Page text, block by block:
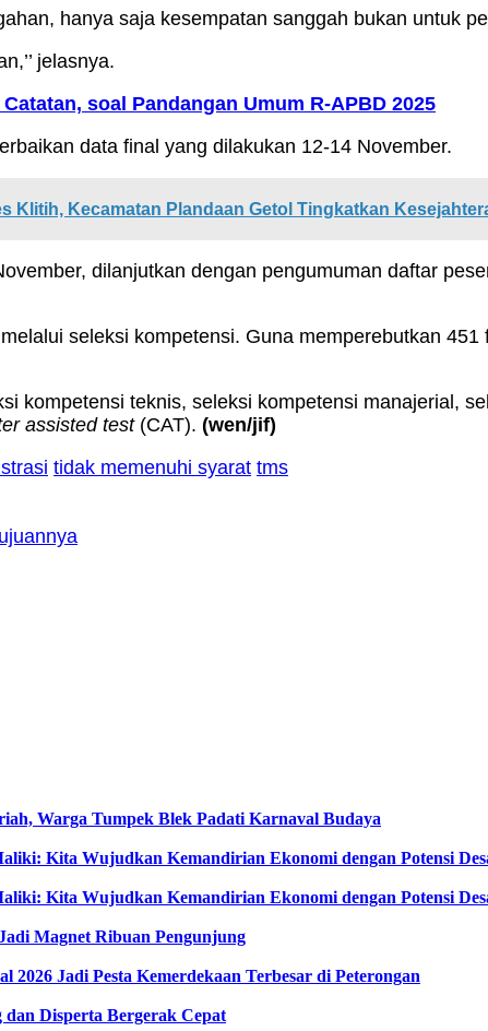
hanya saja kesempatan sanggah bukan untuk
jelasnya.
soal Pandangan Umum R-APBD 2025
data final yang dilakukan 12-14 November.
Klitih, Kecamatan Plandaan Getol Tingkatkan
dilanjutkan dengan pengumuman daftar
seleksi kompetensi. Guna memperebutkan
kompetensi teknis, seleksi kompetensi manajerial,
assisted test(CAT). (wen/jif)
tidak memenuhi syarat tms
Warga Tumpek Blek Padati Karnaval Budaya
Kita Wujudkan Kemandirian Ekonomi dengan Potensi
Kita Wujudkan Kemandirian Ekonomi dengan Potensi
Magnet Ribuan Pengunjung
Jadi Pesta Kemerdekaan Terbesar di Peterongan
dan Disperta Bergerak Cepat